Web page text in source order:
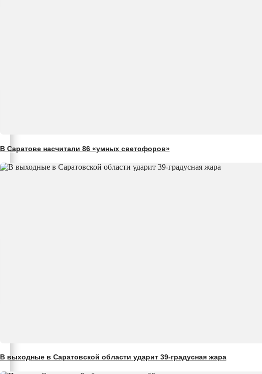
В Саратове насчитали 86 «умных светофоров»
В выходные в Саратовской области ударит 39-градусная жара